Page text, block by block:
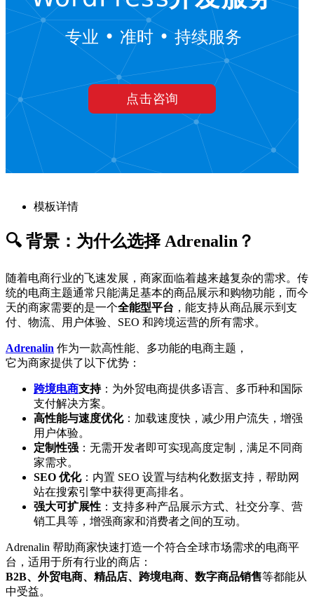
模板详情
🔍 背景：为什么选择 Adrenalin？
随着电商行业的飞速发展，商家面临着越来越复杂的需求。传
统的电商主题通常只能满足基本的商品展示和购物功能，而今
天的商家需要的是一个全能型平台 ，能支持从商品展示到支
付、物流、用户体验、SEO 和跨境运营的所有需求。
Adrenalin 作为一款高性能、多功能的电商主题，
它为商家提供了以下优势：
跨境电商支持：为外贸电商提供多语言、多币种和国际
支付解决方案。
高性能与速度优化：加载速度快，减少用户流失，增强
用户体验。
定制性强 ：无需开发者即可实现高度定制，满足不同商
家需求。
SEO 优化：内置 SEO 设置与结构化数据支持，帮助网
站在搜索引擎中获得更高排名。
强大可扩展性 ：支持多种产品展示方式、社交分享、营
销工具等，增强商家和消费者之间的互动。
Adrenalin 帮助商家快速打造一个符合全球市场需求的电商平
台，适用于所有行业的商店：
B2B、外贸电商、精品店、跨境电商、数字商品销售等都能从
中受益。